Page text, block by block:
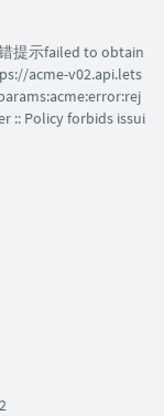
提示failed to obtain
acme-v02.api.lets
:: Policy forbids issui